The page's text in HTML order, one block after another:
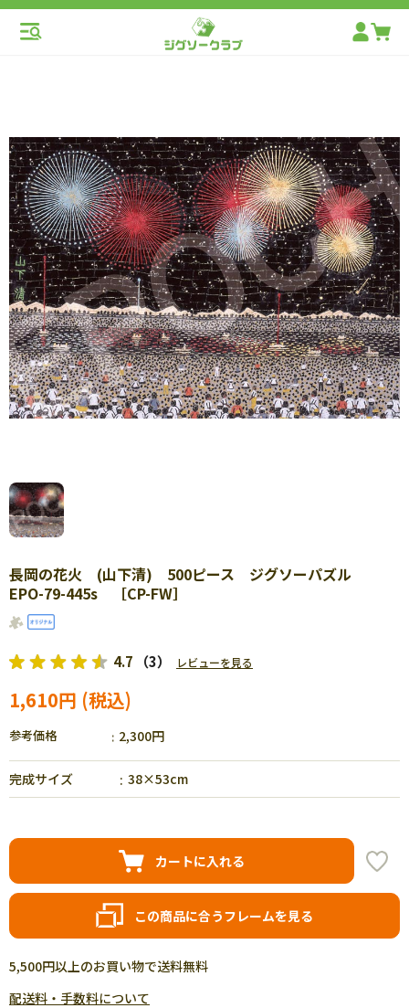
長岡の花火 (山下清) 500ピース ジグソーパズル
EPO-79-445s ［CP-FW］
4.7 （3） レビューを見る
1,610円
参考価格 2,300円
完成サイズ 38×53cm
カートに入れる
この商品に合うフレームを見る
5,500円以上のお買い物で送料無料
配送料・手数料について